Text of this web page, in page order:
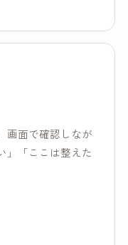
画面で確認しなが
」「ここは整えた